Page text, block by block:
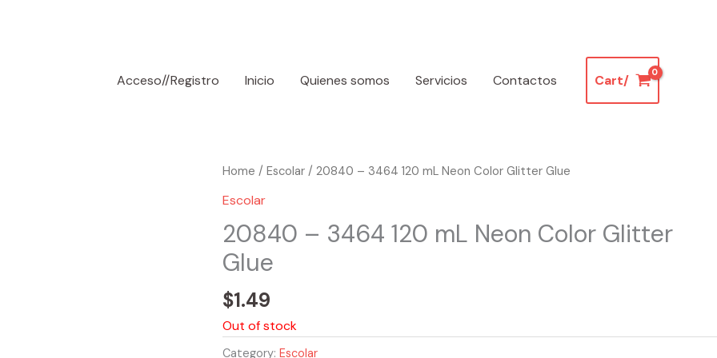
Acceso//Registro
Inicio Quienes somos Servicios Contactos Cart/
Home / Escolar/ 20840 – 3464 120 mL Neon Color Glitter Glue
Escolar
20840 – 3464 120 mL Neon Color Glitter
Glue
$1.49
Out of stock
Category: Escolar